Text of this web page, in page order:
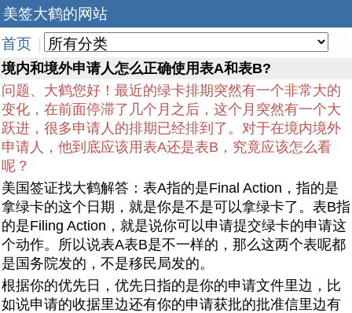
美签大鹤的网站
首页
境内和境外申请人怎么正确使用表A和表B?
问题、大鹤您好！最近的绿卡排期突然有一个非常大的
变化，在前面停滞了几个月之后，这个月突然有一个大
跃进，很多申请人的排期已经排到了。对于在境内境外
申请人，他到底应该用表A还是表B，究竟应该怎么看
呢？
美国签证找大鹤解答：表A指的是Final Action，指的是
拿绿卡的这个日期，就是你是不是可以拿绿卡了。表B指
的是Filing Action，就是说你可以申请提交绿卡的申请这
个动作。所以说表A表B是不一样的，那么这两个表呢都
是国务院发的，不是移民局发的。
根据你的优先日，优先日指的是你的申请文件里边，比
如说申请的收据里边还有你的申请获批的批准信里边有